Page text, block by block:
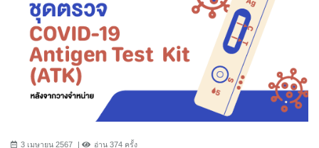
3 เมษายน 2567 อ่าน 374 ครั้ง